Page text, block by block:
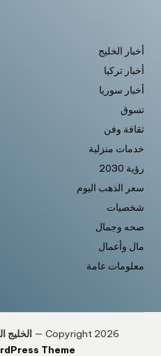
أخبار الخليج
أخبار تركيا
أخبار سوريا
تسوق
ثقافة وفن
خدمات منزلية
رؤية 2030
سعر الذهب اليوم
شخصيات
صحه وجمال
مال وأعمال
معلومات عامة
Copyright 2026 — الخليج
Theme